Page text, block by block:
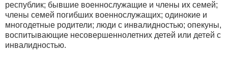
республик; бывшие военнослужащие и члены их семей;
члены семей погибших военнослужащих; одинокие и
многодетные родители; люди с инвалидностью; опекуны,
воспитывающие несовершеннолетних детей или детей с
инвалидностью.